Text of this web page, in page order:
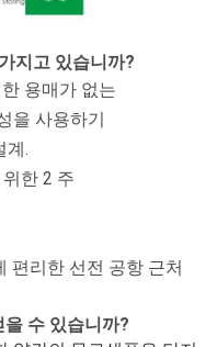
지고 있습니까?
용매가 없는
을 사용하기
계.
한 2 주
편리한 선전 공항 근처
수 있습니까?